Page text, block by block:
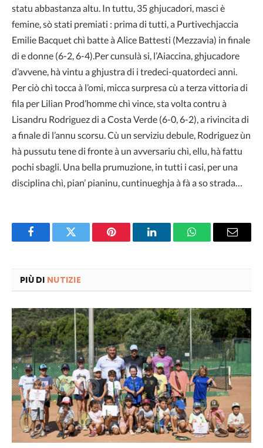
statu abbastanza altu. In tuttu, 35 ghjucadori, masci è
femine, sò stati premiati : prima di tutti, a Purtivechjaccia
Emilie Bacquet chì batte à Alice Battesti (Mezzavia) in finale
di e donne (6-2, 6-4).Per cunsulà si, l’Aiaccina, ghjucadore
d’avvene, hà vintu a ghjustra di i tredeci-quatordeci anni.
Per ciò chì tocca à l’omi, micca surpresa cù a terza vittoria di
fila per Lilian Prod’homme chì vince, sta volta contru à
Lisandru Rodriguez di a Costa Verde (6-0, 6-2), a rivincita di
a finale di l’annu scorsu. Cù un serviziu debule, Rodriguez ùn
hà pussutu tene di fronte à un avversariu chì, ellu, hà fattu
pochi sbagli. Una bella prumuzione, in tutti i casi, per una
disciplina chì, pian’ pianinu, cuntinueghja à fà a so strada…
FacebookTwitter Pinterest LinkedInWhatsAppEmail
PIÙ DI NUTIZIE